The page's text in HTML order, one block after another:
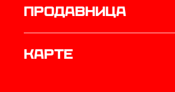
продавница
Карте